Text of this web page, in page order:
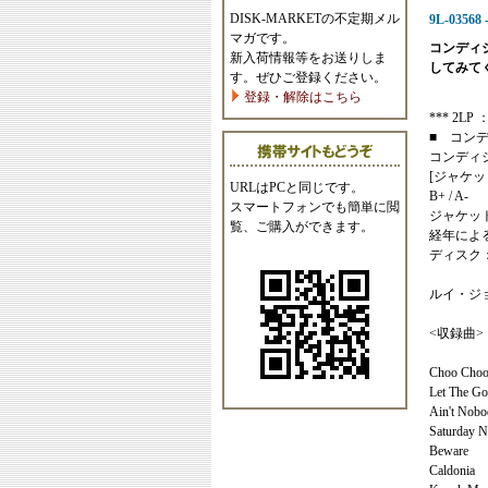
DISK-MARKETの不定期メル
マガです。
新入荷情報等をお送りしま
す。ぜひご登録ください。
登録・解除はこちら
URLはPCと同じです。
スマートフォンでも簡単に閲
覧、ご購入ができます。
9L-03568
コンディ
してみて
*** 2LP
■ コン
コンディ
[ジャケ
B+ / A-
ジャケッ
経年によ
ディスク
ルイ・ジ
<収録曲>
Choo
Let The
Ain't
Saturday
Beware
Caldonia